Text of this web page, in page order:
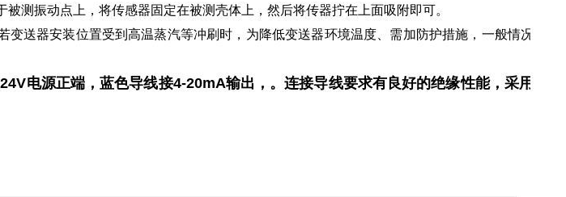
测振动点上，将传感器固定在被测壳体上，然后将传器拧在上面吸附即可。
变送器安装位置受到高温蒸汽等冲刷时，为降低变送器环境温度、需加防护措施，一般情况
电源正端，蓝色导线接4-20mA输出，。连接导线要求有良好的绝缘性能，采用